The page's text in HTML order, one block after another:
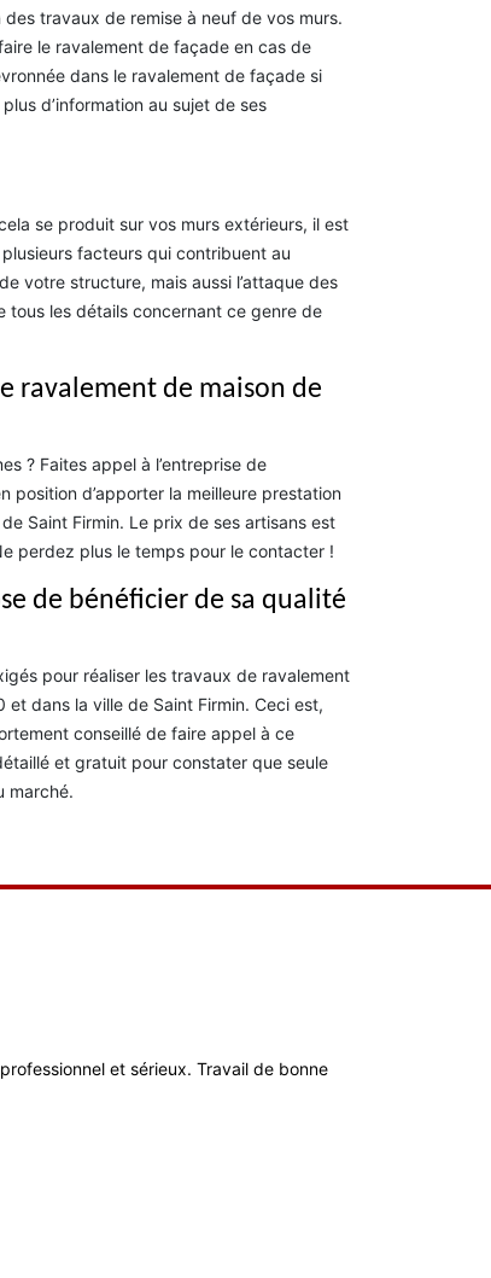
travaux de remise à neuf de vos murs.
le ravalement de façade en cas de
dans le ravalement de façade si
d’information au sujet de ses
se produit sur vos murs extérieurs, il est
facteurs qui contribuent au
votre structure, mais aussi l’attaque des
tous les détails concernant ce genre de
ravalement de maison de
? Faites appel à l’entreprise de
position d’apporter la meilleure prestation
Saint Firmin. Le prix de ses artisans est
perdez plus le temps pour le contacter !
de bénéficier de sa qualité
pour réaliser les travaux de ravalement
dans la ville de Saint Firmin. Ceci est,
conseillé de faire appel à ce
et gratuit pour constater que seule
marché.
et sérieux. Travail de bonne